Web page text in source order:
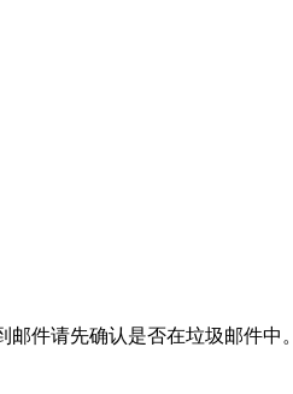
件请先确认是否在垃圾邮件中。